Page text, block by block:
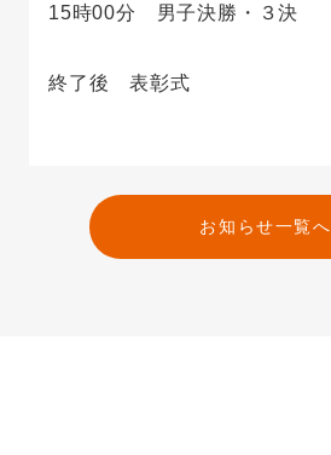
15時00分 男子決勝・３決
終了後 表彰式
お知らせ一覧へ